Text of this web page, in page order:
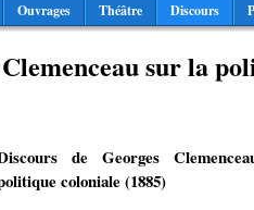
Ouvrages Théâtre Discours
sur la
de Georges
coloniale (1885)